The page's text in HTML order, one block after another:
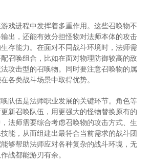
戏进程中发挥着多重作用。这些召唤物不
出，还能有效分担怪物对法师本体的攻击
存能力。在面对不同战斗环境时，法师需
召唤组合，比如在面对物理防御较高的敌
攻击型的召唤物。同时要注意召唤物的属
各类战斗场景中取得优势。
队伍是法师职业发展的关键环节。角色等
新召唤队伍，用更强大的怪物替换原有的
法师需要综合考虑召唤物的攻击方式、生
能，从而组建出最符合当前需求的战斗团
够帮助法师应对各种复杂的战斗环境，无
战都能游刃有余。